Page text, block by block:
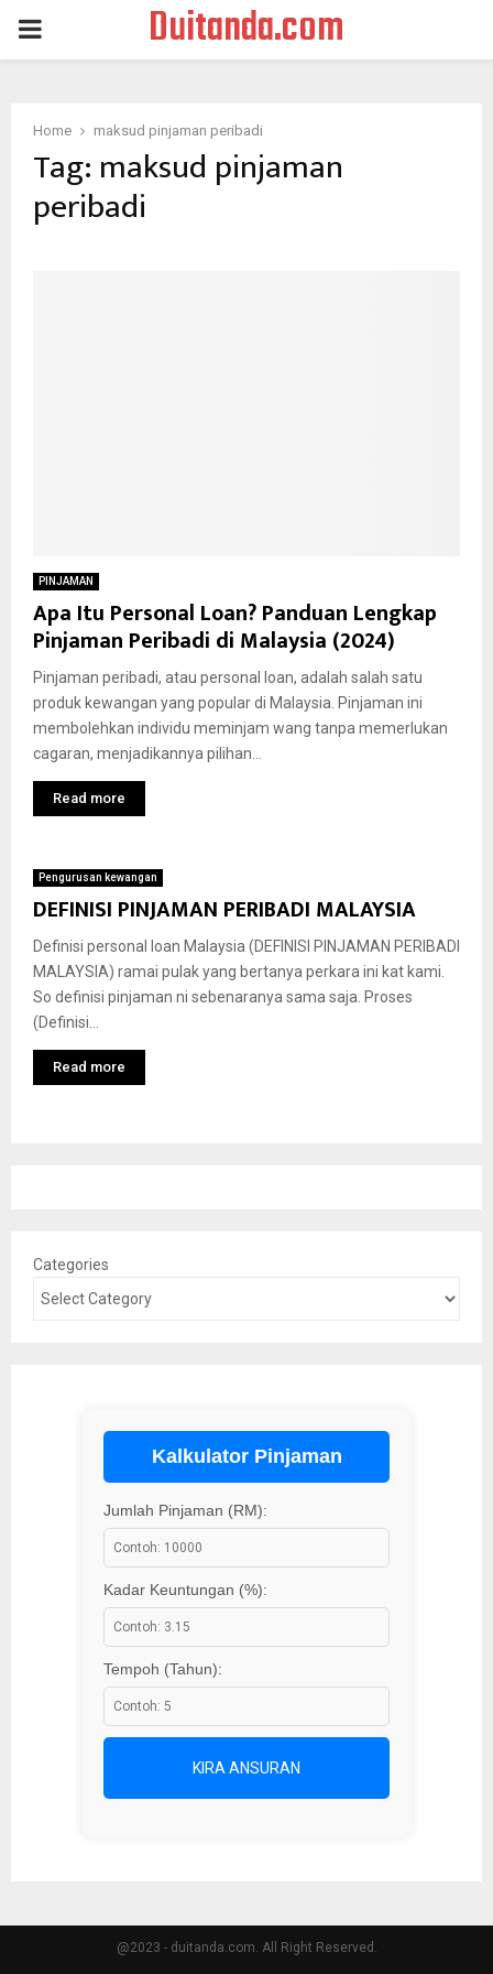
PRIMARY
Duitanda.com
Home maksud pinjaman peribadi
Tag: maksud pinjaman
peribadi
PINJAMAN
Apa Itu Personal Loan? Panduan Lengkap
Pinjaman Peribadi di Malaysia (2024)
Pinjaman peribadi, atau personal loan, adalah salah satu
produk kewangan yang popular di Malaysia. Pinjaman ini
membolehkan individu meminjam wang tanpa memerlukan
cagaran, menjadikannya pilihan...
Read more
Pengurusan kewangan
DEFINISI PINJAMAN PERIBADI MALAYSIA
Definisi personal loan Malaysia (DEFINISI PINJAMAN PERIBADI
MALAYSIA) ramai pulak yang bertanya perkara ini kat kami.
So definisi pinjaman ni sebenaranya sama saja. Proses
(Definisi...
Read more
Categories
Kalkulator Pinjaman
Jumlah Pinjaman (RM):
Kadar Keuntungan (%):
Tempoh (Tahun):
KIRA ANSURAN
@2023 - duitanda.com. All Right Reserved.